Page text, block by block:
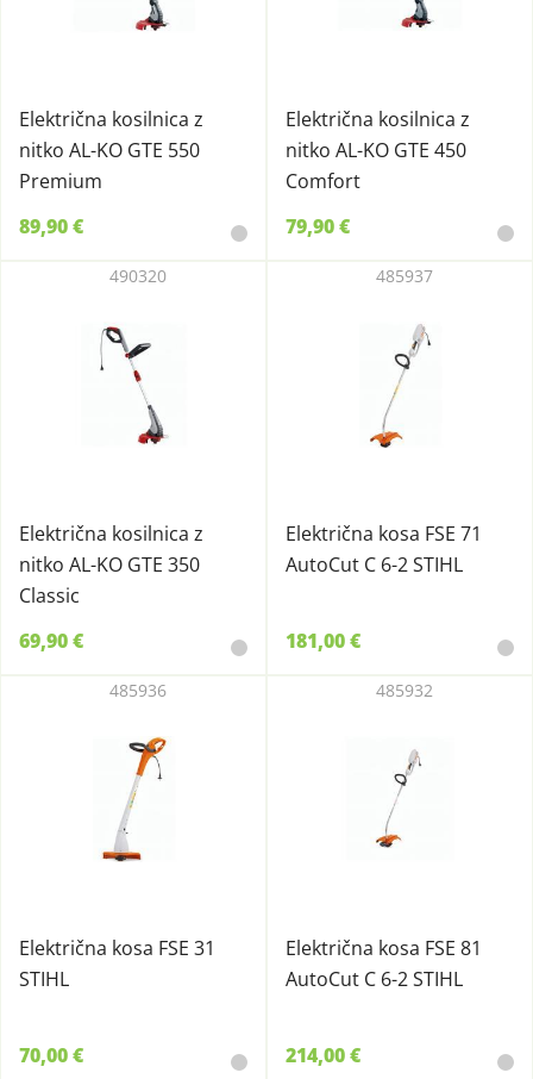
Električna kosilnica z
nitko AL-KO GTE 550
Premium
89,90 €
Električna kosilnica z
nitko AL-KO GTE 450
Comfort
79,90 €
Električna kosilnica z
nitko AL-KO GTE 350
Classic
490320
69,90 €
Električna kosa FSE 71
AutoCut C 6-2 STIHL
485937
181,00 €
Električna kosa FSE 31
STIHL
485936
70,00 €
Električna kosa FSE 81
AutoCut C 6-2 STIHL
485932
214,00 €